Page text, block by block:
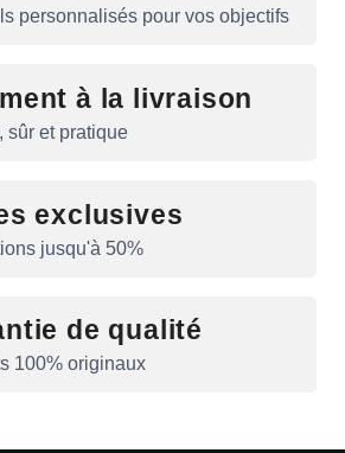
personnalisés pour vos objectifs
à la livraison
sûr et pratique
exclusives
jusqu'à 50%
de qualité
100% originaux